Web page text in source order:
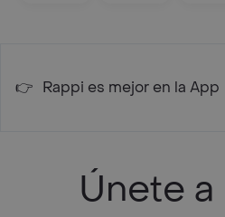
👉 Rappi es mejor en la App
Únete a